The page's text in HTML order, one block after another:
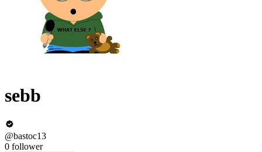
sebb
@bastoc13
0 follower